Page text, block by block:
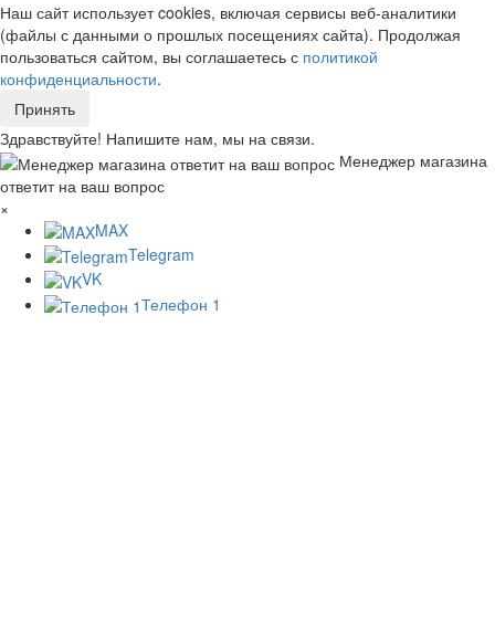
Наш сайт использует cookies, включая сервисы веб-аналитики
(файлы с данными о прошлых посещениях сайта). Продолжая
пользоваться сайтом, вы соглашаетесь с политикой
конфиденциальности.
Принять
Здравствуйте! Напишите нам, мы на связи.
Менеджер магазина
ответит на ваш вопрос
×
MAX
Telegram
VK
Телефон 1